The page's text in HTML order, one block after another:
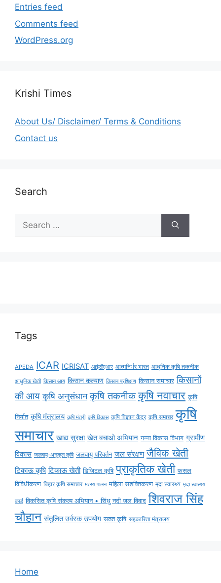
Entries feed
Comments feed
WordPress.org
Krishi Times
About Us/ Disclaimer/ Terms & Conditions
Contact us
Search
Tags
APEDA ICAR ICRISAT आईसीएआर आत्मनिर्भर भारत आधुनिक कृषि तकनीक
आधुनिक खेती किसान आय किसान कल्याण किसान प्रशिक्षण किसान समाचार किसानों
की आय कृषि अनुसंधान कृषि तकनीक कृषि नवाचार कृषि
निर्यात कृषि मंत्रालय कृषि मंत्री कृषि विकास कृषि विज्ञान केंद्र कृषि समाचर कृषि
समाचार खाद्य सुरक्षा खेत बचाओ अभियान गन्ना विकास विभाग ग्रामीण
विकास जलवायु-अनुकूल कृषि जलवायु परिवर्तन जल संरक्षण जैविक खेती
टिकाऊ कृषि टिकाऊ खेती डिजिटल कृषि प्राकृतिक खेती फसल
विविधीकरण बिहार कृषि समाचार मत्स्य पालन महिला सशक्तिकरण मृदा स्वास्थ्य मृदा स्वास्थ्य
कार्ड विकसित कृषि संकल्प अभियान • सिंधु नदी जल विवाद शिवराज सिंह
चौहान संतुलित उर्वरक उपयोग सतत कृषि सहकारिता मंत्रालय
Home